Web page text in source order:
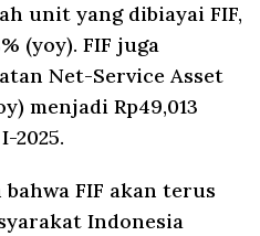
unit yang dibiayai FIF,
(yoy). FIF juga
Net-Service Asset
menjadi Rp49,013
2025.
FIF akan terus
Indonesia